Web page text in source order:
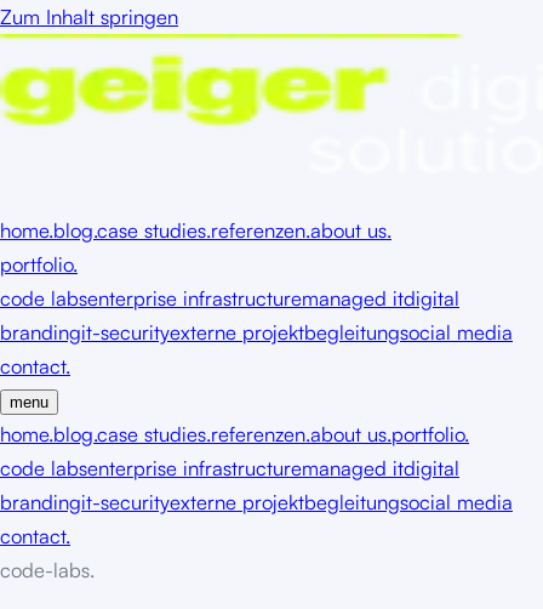
Zum Inhalt springen
home.blog.case studies.referenzen.about us.
portfolio.
code labsenterprise infrastructuremanaged itdigital
brandingit-securityexterne projektbegleitungsocial media
contact.
menu
home.blog.case studies.referenzen.about us.portfolio.
code labsenterprise infrastructuremanaged itdigital
brandingit-securityexterne projektbegleitungsocial media
contact.
code-labs.